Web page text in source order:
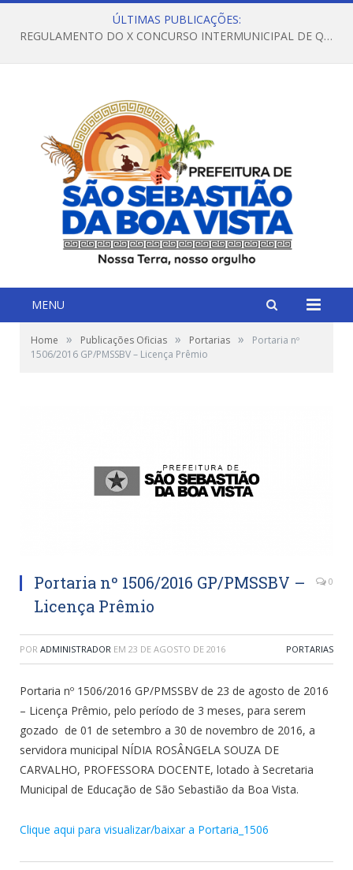
ÚLTIMAS PUBLICAÇÕES:
REGULAMENTO DO X CONCURSO INTERMUNICIPAL DE QUADRILHAS JUNINAS – 2026 – ARRAIÁ DA VENEZA
MENU
Home » Publicações Oficias » Portarias »
Portaria nº
1506/2016 GP/PMSSBV – Licença Prêmio
Portaria nº 1506/2016 GP/PMSSBV –
Licença Prêmio
0
POR ADMINISTRADOR EM 23 DE AGOSTO DE 2016 PORTARIAS
Portaria nº 1506/2016 GP/PMSSBV de 23 de agosto de 2016
– Licença Prêmio, pelo período de 3 meses, para serem
gozado de 01 de setembro a 30 de novembro de 2016, a
servidora municipal NÍDIA ROSÂNGELA SOUZA DE
CARVALHO, PROFESSORA DOCENTE, lotado à Secretaria
Municipal de Educação de São Sebastião da Boa Vista.
Clique aqui para visualizar/baixar a Portaria_1506